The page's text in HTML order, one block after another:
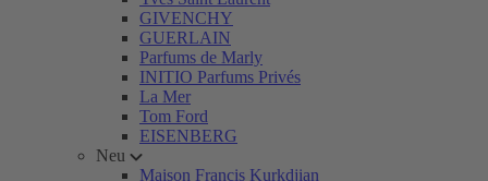
GIVENCHY
GUERLAIN
Parfums de Marly
INITIO Parfums Privés
La Mer
Tom Ford
EISENBERG
Neu
Maison Francis Kurkdjian